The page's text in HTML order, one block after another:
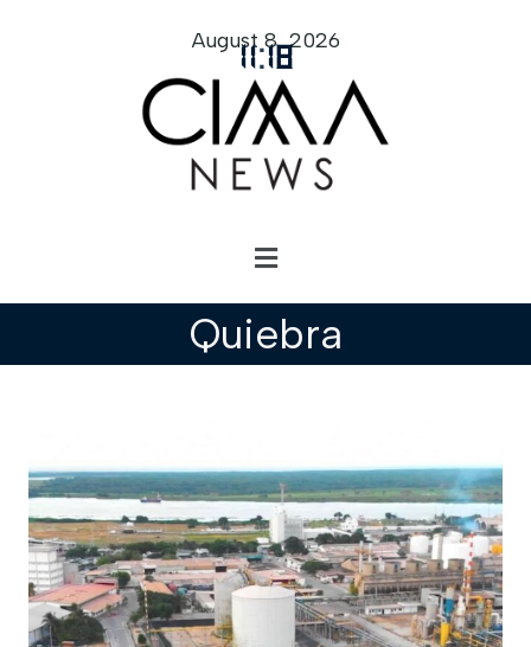
11:18
August 8, 2026
Quiebra